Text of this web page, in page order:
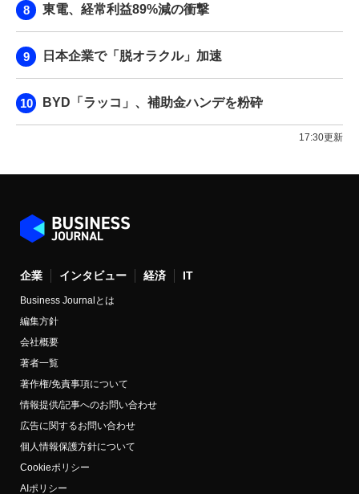
東電、経常利益89%減の衝撃
日本企業で「脱オラクル」加速
BYD「ラッコ」、補助金ハンデを粉砕
17:30更新
企業 インタビュー 経済 IT
Business Journalとは
編集方針
会社概要
著者一覧
著作権/免責事項について
情報提供/記事へのお問い合わせ
広告に関するお問い合わせ
個人情報保護方針について
Cookieポリシー
AIポリシー